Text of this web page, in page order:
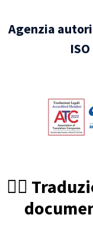
Agenzia
🧑‍⚖️